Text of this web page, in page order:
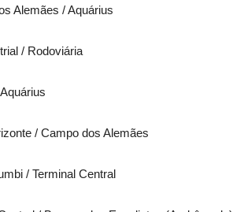
Alemães / Aquárius
/ Rodoviária
/ Campo dos Alemães
/ Terminal Central